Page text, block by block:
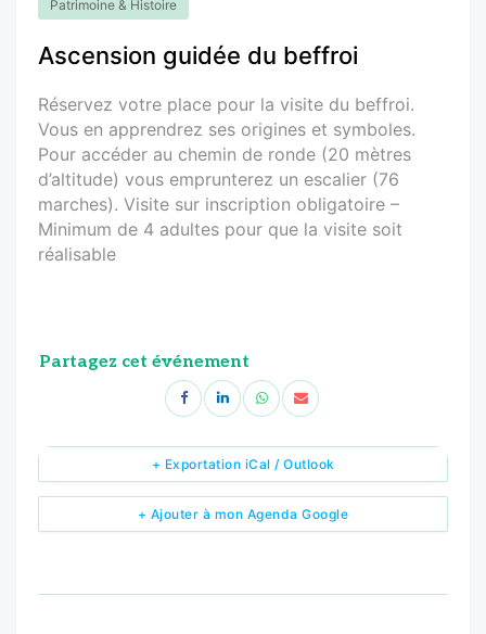
Patrimoine & Histoire
Ascension guidée du beffroi
Réservez votre place pour la visite du beffroi.
Vous en apprendrez ses origines et symboles.
Pour accéder au chemin de ronde (20 mètres
d’altitude) vous emprunterez un escalier (76
marches). Visite sur inscription obligatoire –
Minimum de 4 adultes pour que la visite soit
réalisable
Partagez cet événement
+ Ajouter à mon Agenda Google
+ Exportation iCal / Outlook